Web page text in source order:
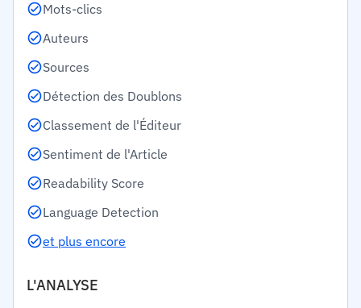
Mots-clics
Auteurs
Sources
Détection des Doublons
Classement de l'Éditeur
Sentiment de l'Article
Readability Score
Language Detection
et plus encore
L'ANALYSE